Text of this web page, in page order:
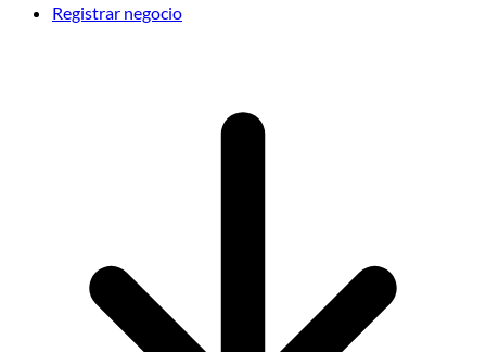
Registrar negocio